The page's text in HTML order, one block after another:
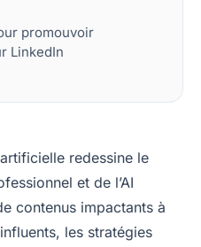
promouvoir
LinkedIn
redessine le
et de l’AI
contenus impactants à
les stratégies